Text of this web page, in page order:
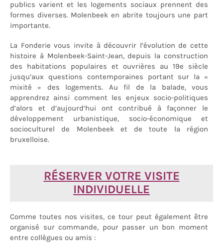
publics varient et les logements sociaux prennent des
formes diverses. Molenbeek en abrite toujours une part
importante.
La Fonderie vous invite à découvrir l’évolution de cette
histoire à Molenbeek-Saint-Jean, depuis la construction
des habitations populaires et ouvrières au 19e siècle
jusqu’aux questions contemporaines portant sur la «
mixité » des logements. Au fil de la balade, vous
apprendrez ainsi comment les enjeux socio-politiques
d’alors et d’aujourd’hui ont contribué à façonner le
développement urbanistique, socio-économique et
socioculturel de Molenbeek et de toute la région
bruxelloise.
RÉSERVER VOTRE VISITE
INDIVIDUELLE
Comme toutes nos visites, ce tour peut également être
organisé sur commande, pour passer un bon moment
entre collègues ou amis :